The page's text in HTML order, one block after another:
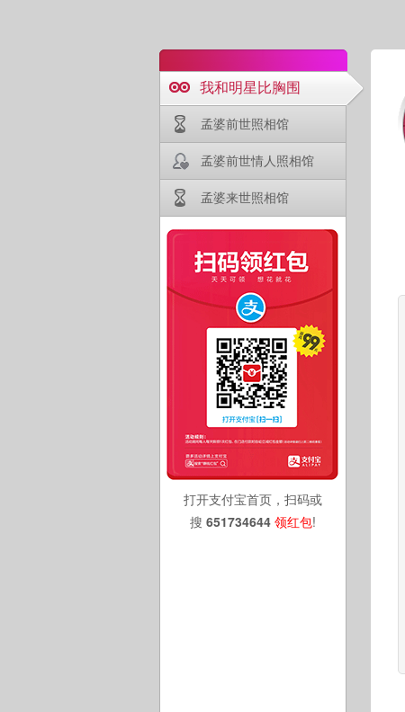
我和明星比胸围
孟婆前世照相馆
孟婆前世情人照相馆
孟婆来世照相馆
打开支付宝首页，扫码或
搜 651734644 领红包!